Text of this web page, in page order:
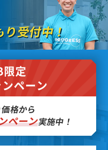
り受付中！
限定
ペーン
格から
ペーン実施中！